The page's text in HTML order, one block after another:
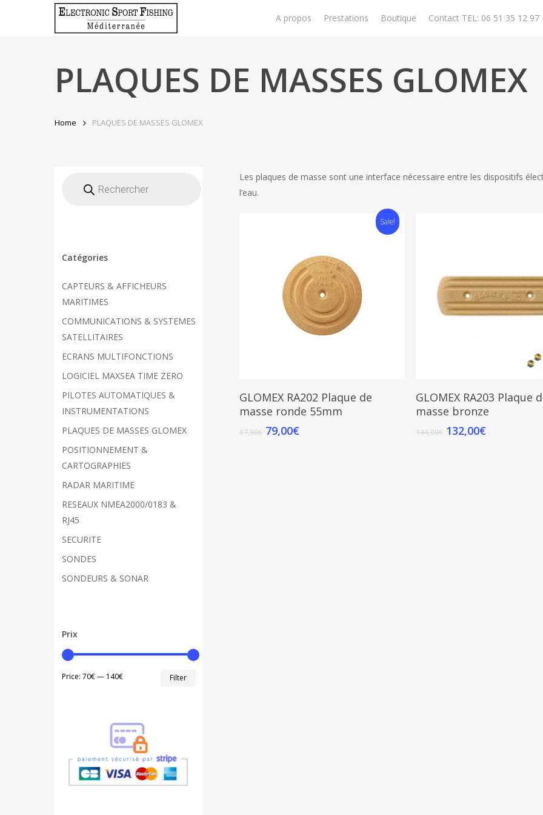
A propos Prestations Boutique Contact TEL: 06 51 35 12 97
PLAQUES DE MASSES GLOMEX
Home PLAQUES DE MASSES GLOMEX
produits
Catégories
CAPTEURS & AFFICHEURS
MARITIMES
COMMUNICATIONS & SYSTEMES
SATELLITAIRES
ECRANS MULTIFONCTIONS
LOGICIEL MAXSEA TIME ZERO
PILOTES AUTOMATIQUES &
INSTRUMENTATIONS
PLAQUES DE MASSES GLOMEX
POSITIONNEMENT &
CARTOGRAPHIES
RADAR MARITIME
RESEAUX NMEA2000/0183 &
RJ45
SECURITE
SONDES
SONDEURS & SONAR
Prix
Filter
Price: 70€— 140€
Les plaques de masse sont une interface nécessaire entre les dispositifs
l’eau.
Sale!
Add To Cart
GLOMEX RA202 Plaque de
masse ronde 55mm
87,00€ 79,00€
Add To Cart
GLOMEX RA203 Plaque
masse bronze
144,00€ 132,00€